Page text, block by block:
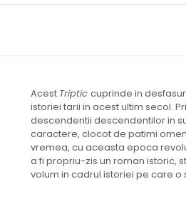
Acest Triptic cuprinde in
istoriei tarii in acest ultim secol.
descendentii descendentilor in
caractere, clocot de patimi
vremea, cu aceasta epoca
a fi propriu-zis un roman istoric,
volum in cadrul istoriei pe care